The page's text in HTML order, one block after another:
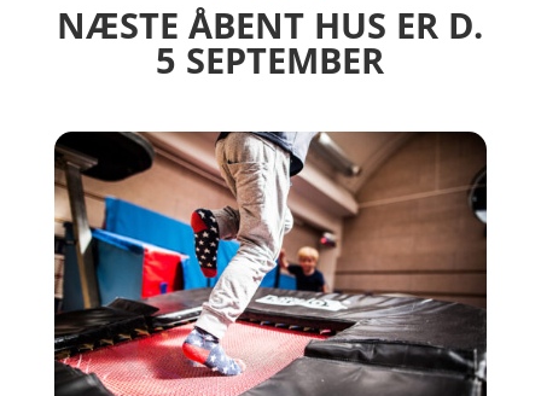
NÆSTE ÅBENT HUS ER D.
5 SEPTEMBER